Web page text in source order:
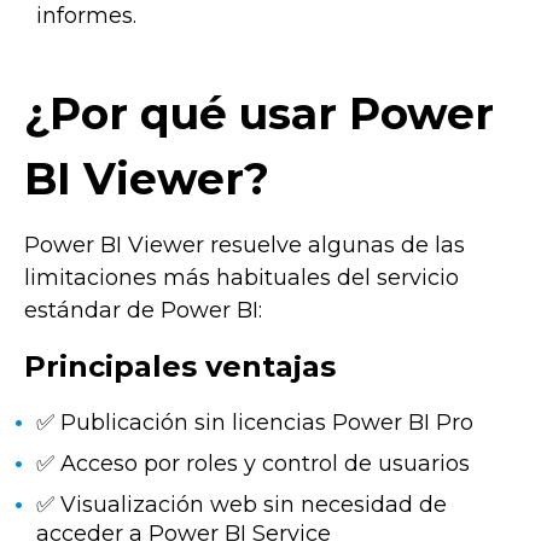
informes.
¿Por qué usar Power
BI Viewer?
Power BI Viewer resuelve algunas de las
limitaciones más habituales del servicio
estándar de Power BI:
Principales ventajas
✅ Publicación sin licencias Power BI Pro
✅ Acceso por roles y control de usuarios
✅ Visualización web sin necesidad de
acceder a Power BI Service